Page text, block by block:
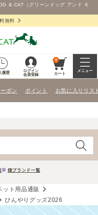
& CAT（グリーンドッグ アンド キ
無料
履歴
ログイン
会員登録
0
カート
メニュー
ポン ポイント お気に入りリス
猫ブランド一覧
ット用品通販
ひんやりグッズ2026